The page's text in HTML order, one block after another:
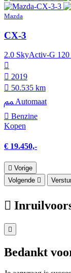
Mazda
CX-3
2.0 SkyActiv-G 120
2019
50.535 km
Automaat
Benzine
Kopen
€ 19.450,-
Vorige
Volgende
Bedankt